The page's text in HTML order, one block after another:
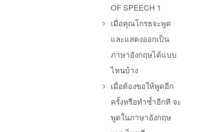
OF SPEECH 1
เมื่อคุณโกรธจะพูด
และแสดงออกเป็น
ภาษาอังกฤษได้แบบ
ไหนบ้าง
เมื่อต้องขอให้พูดอีก
ครั้งหรือทำซ้ำอีกที จะ
พูดในภาษาอังกฤษ